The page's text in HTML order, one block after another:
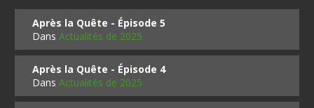
Après la Quête - Épisode 5
DansActualités de 2025
Après la Quête - Épisode 4
DansActualités de 2025